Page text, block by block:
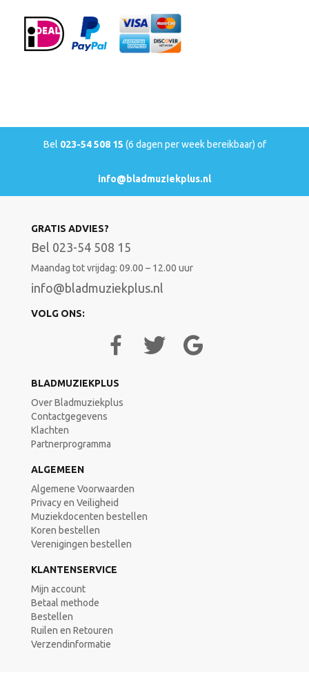
Bel 023-54 508 15 (6 dagen per week bereikbaar) of
info@bladmuziekplus.nl
GRATIS ADVIES?
Bel 023-54 508 15
Maandag tot vrijdag: 09.00 – 12.00 uur
info@bladmuziekplus.nl
VOLG ONS:
BLADMUZIEKPLUS
Over Bladmuziekplus
Contactgegevens
Klachten
Partnerprogramma
ALGEMEEN
Algemene Voorwaarden
Privacy en Veiligheid
Muziekdocenten bestellen
Koren bestellen
Verenigingen bestellen
KLANTENSERVICE
Mijn account
Betaal methode
Bestellen
Ruilen en Retouren
Verzendinformatie